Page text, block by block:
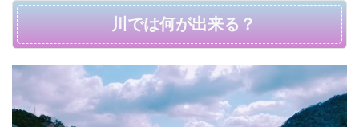
川では何が出来る？